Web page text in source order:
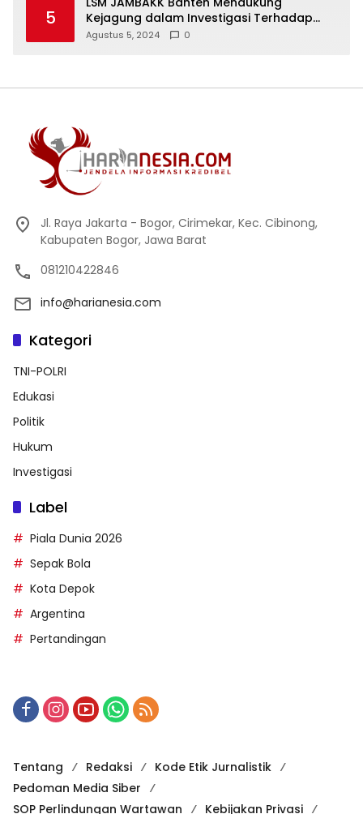
5
Kejagung dalam Investigasi Terhadap
Walikota Bandar Lampung
Agustus 5, 2024 0
Jl. Raya Jakarta - Bogor, Cirimekar, Kec. Cibinong,
Kabupaten Bogor, Jawa Barat
081210422846
info@harianesia.com
Kategori
TNI-POLRI
Edukasi
Politik
Hukum
Investigasi
Label
Piala Dunia 2026
Sepak Bola
Kota Depok
Argentina
Pertandingan
Tentang Redaksi
Kode Etik Jurnalistik
Pedoman Media Siber
SOP Perlindungan Wartawan
Kebijakan Privasi